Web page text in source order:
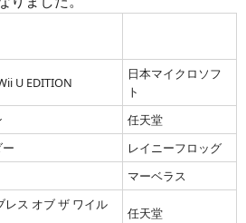
U EDITION
日本マイクロソフ
ト
任天堂
レイニーフロッグ
マーベラス
レス オブ ザ ワイル
任天堂